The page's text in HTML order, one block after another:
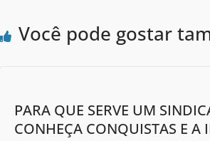
Você pode gostar
PARA QUE SERVE UM
CONHEÇA CONQUISTAS E A